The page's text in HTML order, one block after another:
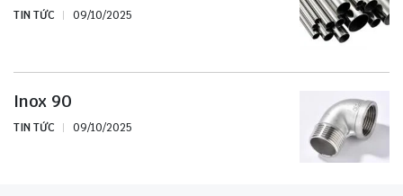
TIN TỨC 09/10/2025
Inox 90
TIN TỨC 09/10/2025